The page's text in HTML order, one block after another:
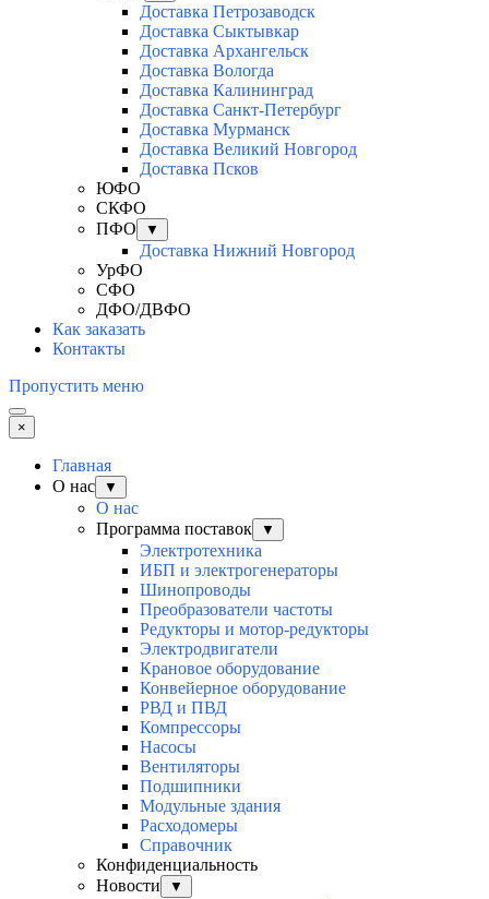
Доставка Петрозаводск
Доставка Сыктывкар
Доставка Архангельск
Доставка Вологда
Доставка Калининград
Доставка Санкт-Петербург
Доставка Мурманск
Доставка Великий Новгород
Доставка Псков
ЮФО
СКФО
ПФО
▼
Доставка Нижний Новгород
УрФО
СФО
ДФО/ДВФО
Как заказать
Контакты
Пропустить меню
×
Главная
О нас
▼
О нас
Программа поставок
▼
Электротехника
ИБП и электрогенераторы
Шинопроводы
Преобразователи частоты
Редукторы и мотор-редукторы
Электродвигатели
Крановое оборудование
Конвейерное оборудование
РВД и ПВД
Компрессоры
Насосы
Вентиляторы
Подшипники
Модульные здания
Расходомеры
Справочник
Конфиденциальность
Новости
▼